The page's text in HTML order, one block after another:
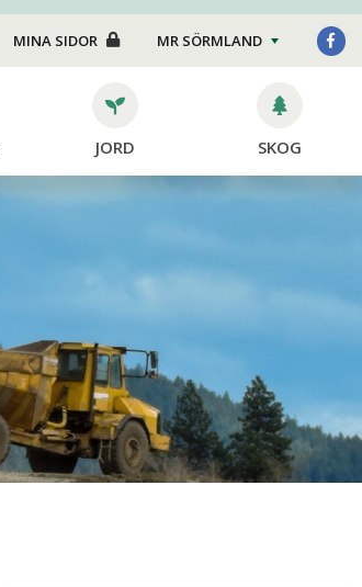
Foder/strö
Stängsel
Skötsel
MINA SIDOR MR SÖRMLAND
JORD SKOG